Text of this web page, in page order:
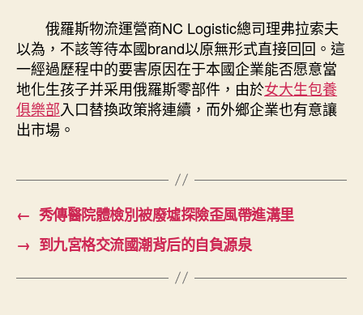
俄羅斯物流運營商NC Logistic總司理弗拉索夫
以為，不該等待本國brand以原無形式直接回回。這
一經過歷程中的要害原因在于本國企業能否愿意當
地化生孩子并采用俄羅斯零部件，由於女大生包養
俱樂部入口替換政策將連續，而外鄉企業也有意讓
出市場。
← 秀傳醫院體檢別被廢墟探險歪風帶進溝里
→ 到九宮格交流國潮背后的自負源泉